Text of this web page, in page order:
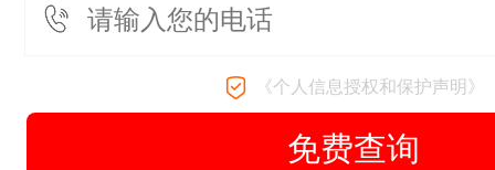
《个人信息授权和保护声明》